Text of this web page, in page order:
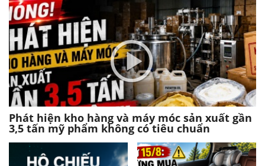
Phát hiện kho hàng và máy móc sản xuất gần
3,5 tấn mỹ phẩm không có tiêu chuẩn